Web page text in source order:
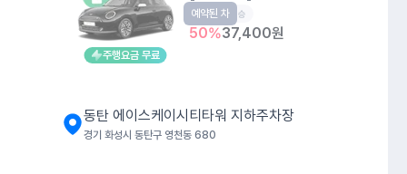
주행요금 무료
EV 4인승
50%37,400원
예약된 차
동탄 에이스케이시티타워 지하주차장
경기 화성시 동탄구 영천동 680